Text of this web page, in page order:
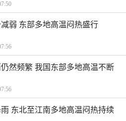
弱 东部多地高温闷热盛行
然频繁 我国东部多地高温不断
东北至江南多地高温闷热持续